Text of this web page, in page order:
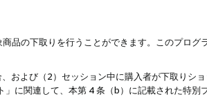
品の下取りを行うことができます。このプログ
よび（2）セッション中に購入者が下取りショ
に関連して、本第 4 条（b）に記載された特別